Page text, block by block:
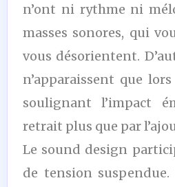
n’ont ni rythme ni
masses sonores, qui
vous désorientent.
n’apparaissent que
soulignant l’impact
retrait plus que par
Le sound design
de tension